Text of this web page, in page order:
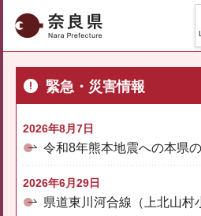
奈良県
緊急・災害情報
2026年8月7日
令和8年熊本地震への本県
2026年6月29日
県道東川河合線（上北山村